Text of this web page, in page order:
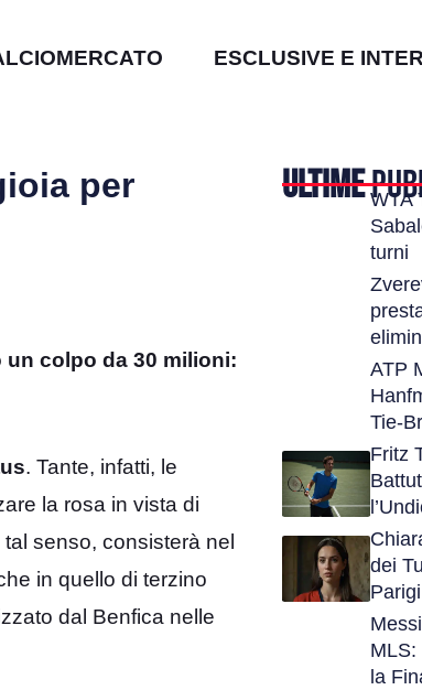
ESCLUSIVE E
per
colpo da 30 milioni:
. Tante, infatti, le
la rosa in vista di
senso, consisterà nel
in quello di terzino
dal Benfica nelle
ULTIMEWTA
turni
ATP
Tie-
Fritz
dei
Parigi
MLS:
la